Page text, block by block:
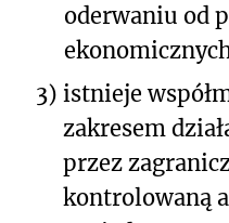
oderwaniu od
3) istnieje
zakresem
przez
kontrolowaną